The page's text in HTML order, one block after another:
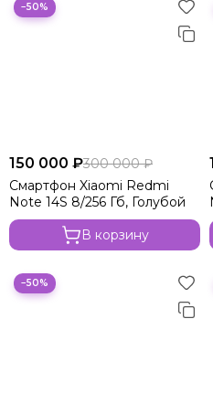
−50%
150 000 ₽300 000 ₽
Смартфон Xiaomi Redmi
Note 14S 8/256 Гб, Голубой
В корзину
−50%